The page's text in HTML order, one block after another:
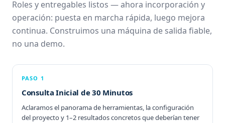
Roles y entregables listos — ahora incorporación y
operación: puesta en marcha rápida, luego mejora
continua. Construimos una máquina de salida fiable,
no una demo.
PASO 1
Consulta Inicial de 30 Minutos
Aclaramos el panorama de herramientas, la configuración
del proyecto y 1–2 resultados concretos que deberían tener